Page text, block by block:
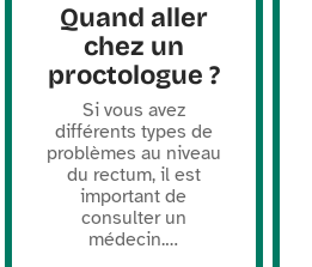
Quand aller
chez un
proctologue ?
Si vous avez
différents types de
problèmes au niveau
du rectum, il est
important de
consulter un
médecin.…